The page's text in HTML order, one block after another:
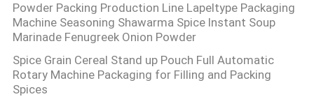
Powder Packing Production Line Lapeltype Packaging
Machine Seasoning Shawarma Spice Instant Soup
Marinade Fenugreek Onion Powder
Spice Grain Cereal Stand up Pouch Full Automatic
Rotary Machine Packaging for Filling and Packing
Spices